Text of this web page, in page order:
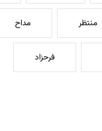
منتظر مداح
فرحزاد